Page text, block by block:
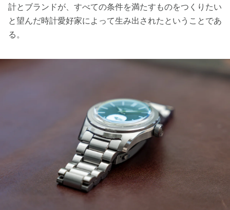
計とブランドが、すべての条件を満たすものをつくりたい
と望んだ時計愛好家によって生み出されたということであ
る。